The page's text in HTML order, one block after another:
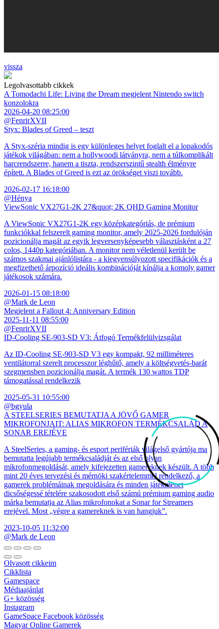
vissza
Legolvasottabb cikkek
A Tomodachi Life: Living the Dream megjelent Nintendo switch
konzolokra
2026-04-20 08:25:00
@FenrirXVII
Styx: Blades of Greed – teszt
A Styx-széria mindig is egy különleges helyet foglalt el a lopakodós
játékok világában: nem a hollywoodi látványra, nem a túlkomplikált
harcrendszerre, hanem a tiszta, rendszerszintű stealth élményre
épített. A Blades of Greed is ezt az örökséget viszi tovább.
2026-02-17 16:18:00
@Hénya
ViewSonic VX27G1-2K 27&quot; 2K QHD Gaming Monitor
A ViewSonic VX27G1-2K egy középkategóriás, de prémium
funkciókkal felszerelt gaming monitor, amely 2025-2026 fordulóján
pozicionálja magát az egyik legversenyképesebb választásként a 27
colos, 1440p kategóriában. A monitor nem véletlenül került be
számos szakmai ajánlólistára - a kiegyensúlyozott specifikációk és a
megfizethető árpozíció ideális kombinációját kínálja a komoly gamer
játékosok számára.
2026-01-15 08:18:00
@Mark de Leon
Megjelent a Fallout 4: Anniversary Edition
2025-11-11 08:55:00
@FenrirXVII
ID-Cooling SE-903-SD V3: Átfogó Termékfelülvizsgálat
Az ID-Cooling SE-903-SD V3 egy kompakt, 92 milliméteres
ventilátorral szerelt processzor léghűtő, amely a költségvetés-barát
szegmensben pozicionálja magát. A termék 130 wattos TDP
támogatással rendelkezik
2025-05-31 10:55:00
@bgyula
A STEELSERIES BEMUTATJA A JÖVŐ GAMER
MIKROFONJAIT: ALIAS MIKROFON TERMÉKCSALÁD A
SONAR EREJÉVE
A SteelSeries, a gaming- és esport perifériák világelső gyártója ma
bemutatta legújabb termékcsaládját és az első olyan
mikrofonmegoldását, amely kifejezetten gamereknek készült. A több
mint 20 éves tervezési és mérnöki szakértelemmel rendelkező, a
gamerek problémáinak megoldására és minden játékmenet
dicsőségessé tételére szakosodott első számú prémium gaming audio
márka bemutatja az Alias mikrofonokat a Sonar for Streamers
erejével. Most „végre a gamereknek is van hangjuk”.
2023-10-05 11:32:00
@Mark de Leon
Olvasott cikkeim
Cikklista
Gamespace
Médiaajánlat
G+ közösség
Instagram
GameSpace Facebook közösség
Magyar Online Gamerek